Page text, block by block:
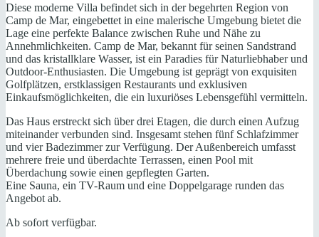
Diese moderne Villa befindet sich in der begehrten Region von
Camp de Mar, eingebettet in eine malerische Umgebung bietet die
Lage eine perfekte Balance zwischen Ruhe und Nähe zu
Annehmlichkeiten. Camp de Mar, bekannt für seinen Sandstrand
und das kristallklare Wasser, ist ein Paradies für Naturliebhaber und
Outdoor-Enthusiasten. Die Umgebung ist geprägt von exquisiten
Golfplätzen, erstklassigen Restaurants und exklusiven
Einkaufsmöglichkeiten, die ein luxuriöses Lebensgefühl vermitteln.
Das Haus erstreckt sich über drei Etagen, die durch einen Aufzug
miteinander verbunden sind. Insgesamt stehen fünf Schlafzimmer
und vier Badezimmer zur Verfügung. Der Außenbereich umfasst
mehrere freie und überdachte Terrassen, einen Pool mit
Überdachung sowie einen gepflegten Garten.
Eine Sauna, ein TV-Raum und eine Doppelgarage runden das
Angebot ab.
Ab sofort verfügbar.